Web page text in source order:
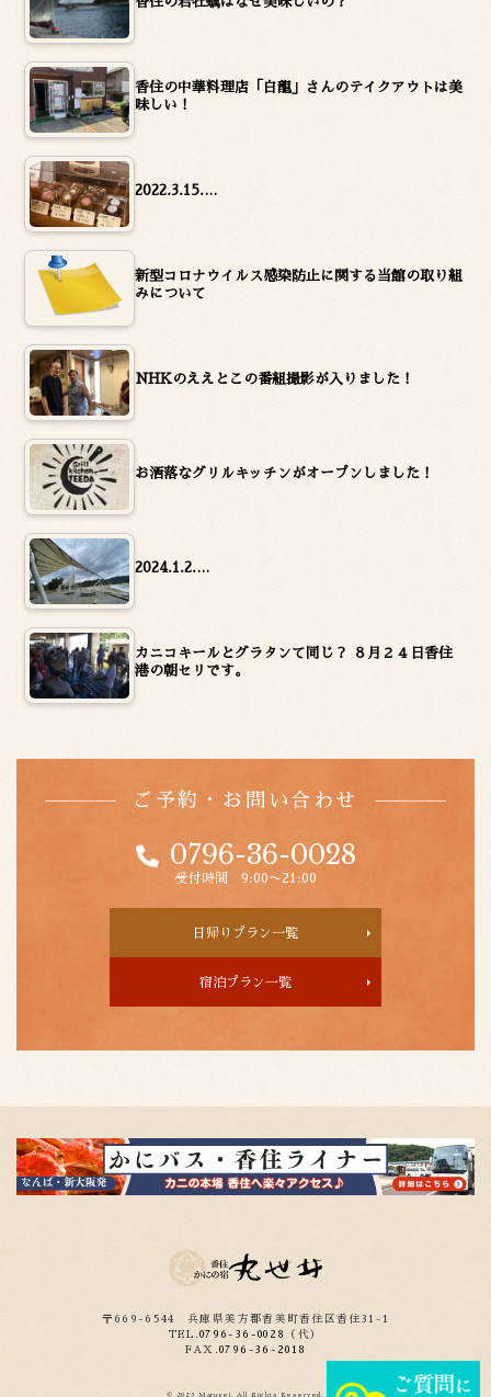
香住の中華料理店「白龍」さんのテイクアウトは美
味しい！
2022.3.15.…
新型コロナウイルス感染防止に関する当館の取り組
みについて
NHKのええとこの番組撮影が入りました！
お洒落なグリルキッチンがオープンしました！
2024.1.2.…
カニコキールとグラタンて同じ？ ８月２４日香住
港の朝セリです。
ご予約・お問い合わせ
0796-36-0028
受付時間 9:00〜21:00
日帰りプラン一覧
宿泊プラン一覧
〒669-6544兵庫県美方郡香美町香住区香住31-1
TEL.0796-36-0028
（代）
FAX.0796-36-2018
© 2023 Marusei. All Rights Reserved.